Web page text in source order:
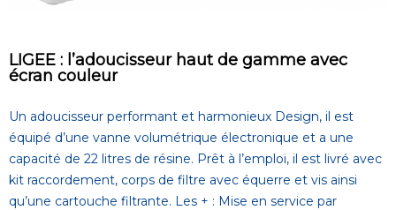
LIGEE : l’adoucisseur haut de gamme avec
écran couleur
Un adoucisseur performant et harmonieux Design, il est
équipé d’une vanne volumétrique électronique et a une
capacité de 22 litres de résine. Prêt à l’emploi, il est livré avec
kit raccordement, corps de filtre avec équerre et vis ainsi
qu’une cartouche filtrante. Les + : Mise en service par